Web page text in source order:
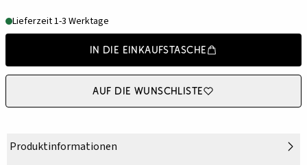
Lieferzeit 1-3 Werktage
In die Einkaufstasche
Auf die Wunschliste
Produktinformationen